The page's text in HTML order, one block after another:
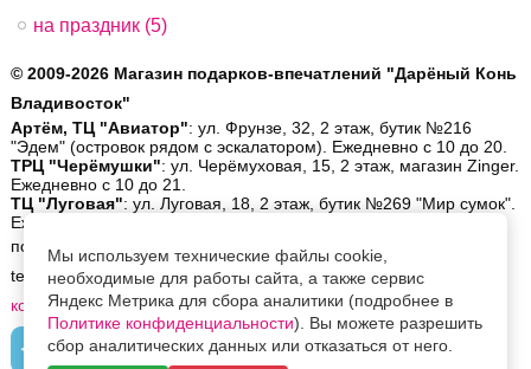
на праздник (5)
© 2009-2026 Магазин подарков-впечатлений "Дарёный Конь
Владивосток"
Артём, ТЦ "Авиатор": ул. Фрунзе, 32, 2 этаж, бутик №216
"Эдем" (островок рядом с эскалатором). Ежедневно с 10 до 20.
ТРЦ "Черёмушки": ул. Черёмуховая, 15, 2 этаж, магазин Zinger.
Ежедневно с 10 до 21.
ТЦ "Луговая": ул. Луговая, 18, 2 этаж, бутик №269 "Мир сумок".
Ежедневно с 10 до 19.
позвонить:
| написать: order@gifthorse.ru
telegram:+7-902-559-08-30| whatsapp: +7-902-559-08-30
контакты
Мы используем технические файлы cookie,
необходимые для работы сайта, а также сервис
Яндекс Метрика для сбора аналитики (подробнее в
Политике конфиденциальности). Вы можете разрешить
сбор аналитических данных или отказаться от него.